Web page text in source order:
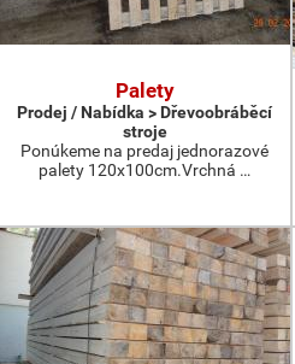
Palety
Prodej / Nabídka > Dřevoobráběcí
stroje
Ponúkeme na predaj jednorazové
palety 120x100cm.Vrchná …